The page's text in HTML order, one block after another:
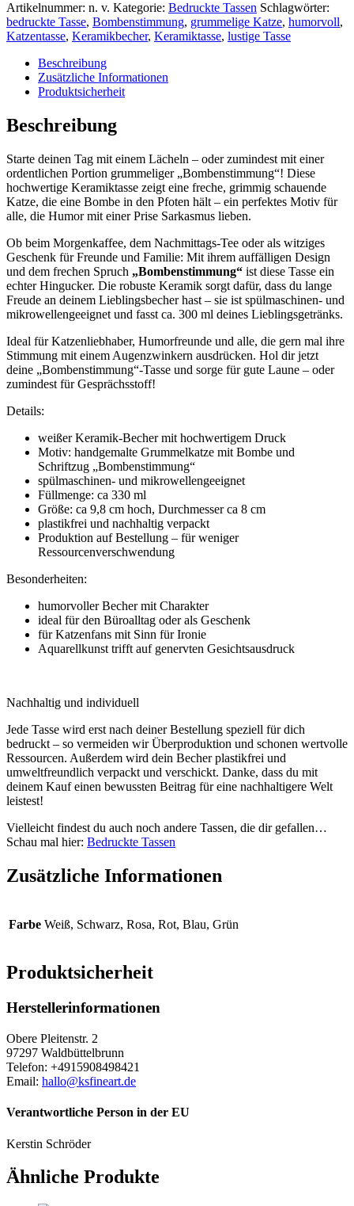
handgemaltem
Katzenmotiv
"Bombenstimmung"
Menge
Artikelnummer: n. v. Kategorie: Bedruckte Tassen Schlagwörter:
bedruckte Tasse, Bombenstimmung, grummelige Katze, humorvoll,
Katzentasse, Keramikbecher, Keramiktasse, lustige Tasse
Beschreibung
Zusätzliche Informationen
Produktsicherheit
Beschreibung
Starte deinen Tag mit einem Lächeln – oder zumindest mit einer
ordentlichen Portion grummeliger „Bombenstimmung“! Diese
hochwertige Keramiktasse zeigt eine freche, grimmig schauende
Katze, die eine Bombe in den Pfoten hält – ein perfektes Motiv für
alle, die Humor mit einer Prise Sarkasmus lieben.
Ob beim Morgenkaffee, dem Nachmittags-Tee oder als witziges
Geschenk für Freunde und Familie: Mit ihrem auffälligen Design
und dem frechen Spruch „Bombenstimmung“ ist diese Tasse ein
echter Hingucker. Die robuste Keramik sorgt dafür, dass du lange
Freude an deinem Lieblingsbecher hast – sie ist spülmaschinen- und
mikrowellengeeignet und fasst ca. 300 ml deines Lieblingsgetränks.
Ideal für Katzenliebhaber, Humorfreunde und alle, die gern mal ihre
Stimmung mit einem Augenzwinkern ausdrücken. Hol dir jetzt
deine „Bombenstimmung“-Tasse und sorge für gute Laune – oder
zumindest für Gesprächsstoff!
Details:
weißer Keramik-Becher mit hochwertigem Druck
Motiv: handgemalte Grummelkatze mit Bombe und
Schriftzug „Bombenstimmung“
spülmaschinen- und mikrowellengeeignet
Füllmenge: ca 330 ml
Größe: ca 9,8 cm hoch, Durchmesser ca 8 cm
plastikfrei und nachhaltig verpackt
Produktion auf Bestellung – für weniger
Ressourcenverschwendung
Besonderheiten:
humorvoller Becher mit Charakter
ideal für den Büroalltag oder als Geschenk
für Katzenfans mit Sinn für Ironie
Aquarellkunst trifft auf genervten Gesichtsausdruck
Nachhaltig und individuell
Jede Tasse wird erst nach deiner Bestellung speziell für dich
bedruckt – so vermeiden wir Überproduktion und schonen wertvolle
Ressourcen. Außerdem wird dein Becher plastikfrei und
umweltfreundlich verpackt und verschickt. Danke, dass du mit
deinem Kauf einen bewussten Beitrag für eine nachhaltigere Welt
leistest!
Vielleicht findest du auch noch andere Tassen, die dir gefallen…
Schau mal hier: Bedruckte Tassen
Zusätzliche Informationen
Farbe Weiß, Schwarz, Rosa, Rot, Blau, Grün
Produktsicherheit
Herstellerinformationen
Obere Pleitenstr. 2
97297 Waldbüttelbrunn
Telefon: +4915908498421
Email: hallo@ksfineart.de
Verantwortliche Person in der EU
Kerstin Schröder
Ähnliche Produkte